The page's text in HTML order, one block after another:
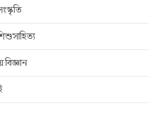
বিজ্ঞান